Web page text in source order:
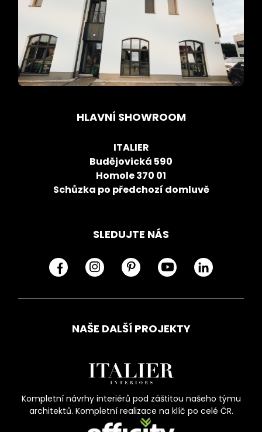
HLAVNÍ SHOWROOM
ITALIER
Budějovická 590
Homole 370 01
Schůzka po předchozí domluvě
SLEDUJTE NÁS
NAŠE DALŠÍ PROJEKTY
Kompletní návrhy interiérů pod záštitou našeho týmu
architektů. Kompletní realizace na klíč po celé ČR.